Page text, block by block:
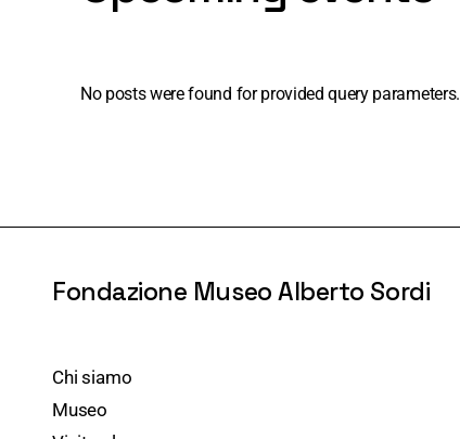
No posts were found for provided query parameters.
Fondazione Museo Alberto Sordi
Chi siamo
Museo